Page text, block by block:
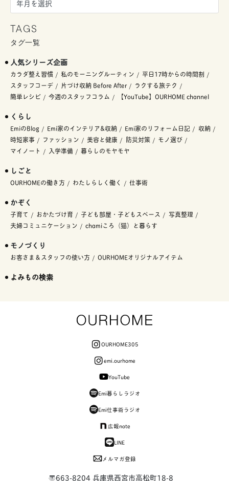
TAGS
タグ一覧
人気シリーズ企画
カラダ整え習慣 私のモーニングルーティン
平日17時からの時間割
スタッフコーデ
片づけ収納 Before After
ラクする旅テク
簡単レシピ
今週のスタッフコラム 【YouTube】OURHOME channel
くらし
EmiのBlog Emi家のインテリア&収納 Emi家のリフォーム日記
収納
時短家事
ファッション 美容と健康 防災対策
モノ選び
マイノート
入学準備 暮らしのモヤモヤ
しごと
OURHOMEの働き方 わたしらしく働く 仕事術
かぞく
子育て おかたづけ育 子ども部屋・子どもスペース
写真整理
夫婦コミュニケーション
chamiころ（猫）と暮らす
モノづくり
お客さま＆スタッフの使い方 OURHOMEオリジナルアイテム
よみもの検索
OURHOME305
emi.ourhome
YouTube
Emi暮らしラジオ
Emi仕事術ラジオ
広報note
LINE
メルマガ登録
〒663-8204 兵庫県西宮市高松町18-8